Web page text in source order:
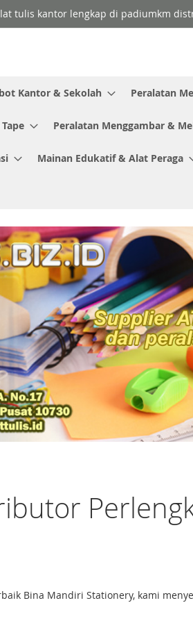
tulis kantor lengkap di padiumkm
Kantor & Sekolah Peralatan
Peralatan Menggambar &
Mainan Edukatif & Alat Peraga
Bina Mandiri Stationery, kami